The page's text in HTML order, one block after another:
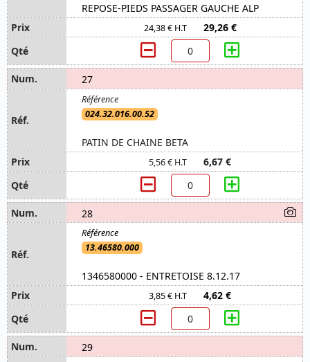
REPOSE-PIEDS PASSAGER GAUCHE ALP
24,38 € H.T 29,26 €
27
024.32.016.00.52
PATIN DE CHAINE BETA
5,56 € H.T 6,67 €
28
13.46580.000
1346580000 - ENTRETOISE 8.12.17
3,85 € H.T 4,62 €
29